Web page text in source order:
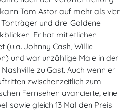
Tom Astor auf mehr als vier
und drei Goldene
Er hat mit etlichen
(u.a. Johnny Cash, Willie
und war unzählige Male in der
zu Gast. Auch wenn er
zwischenzeitlich zum
Fernsehen avancierte, eine
sowie gleich 13 Mal den Preis